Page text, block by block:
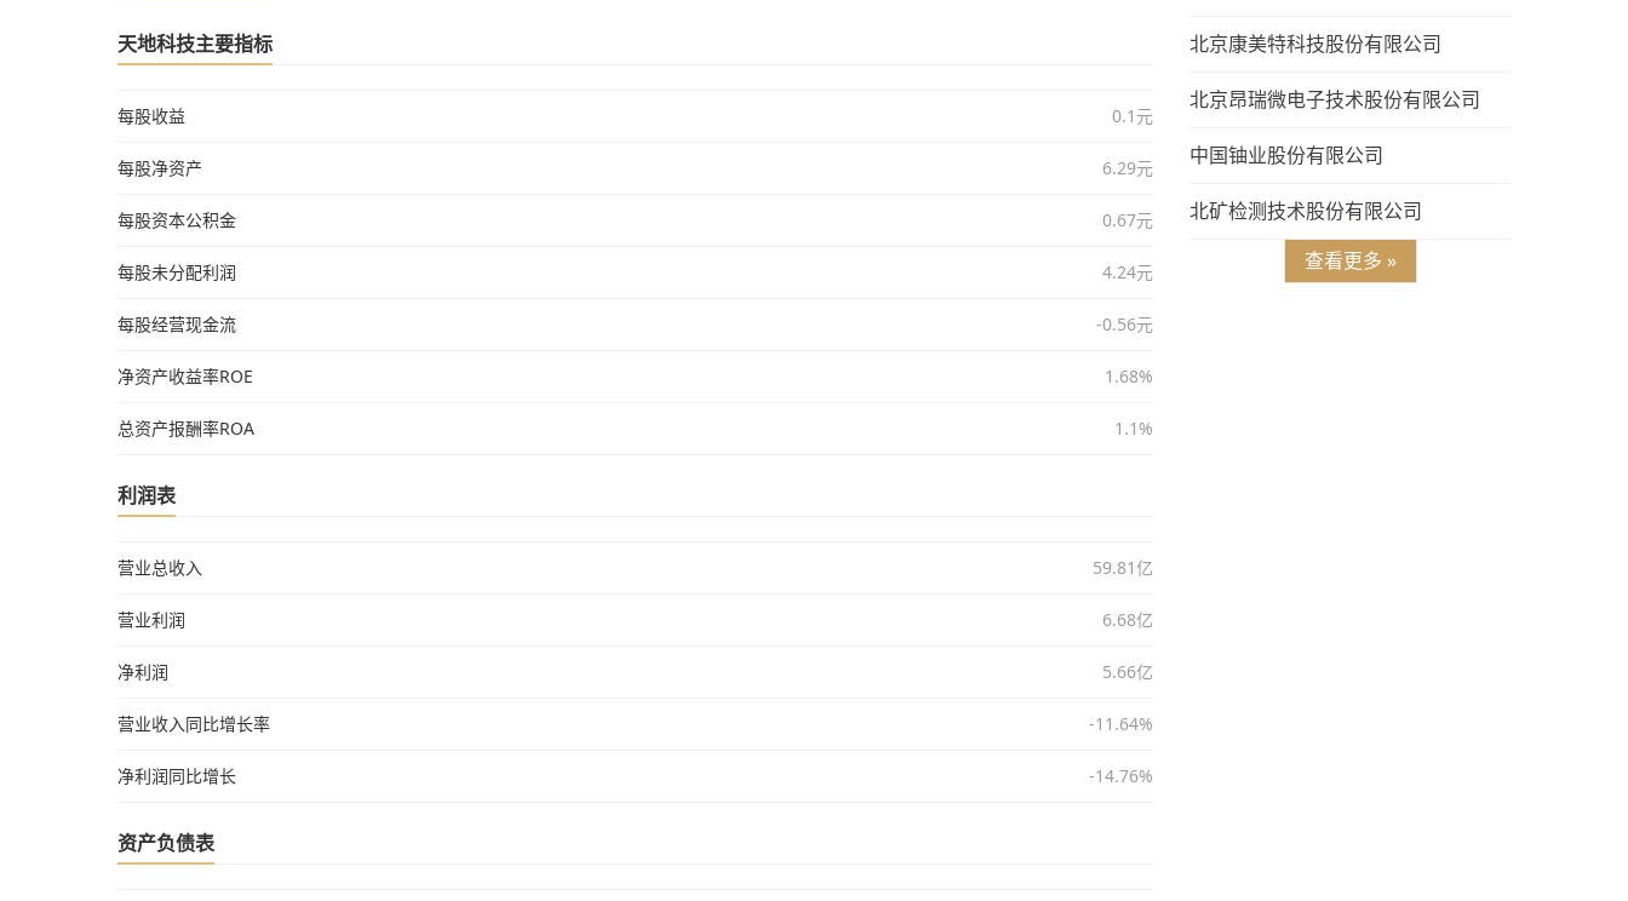
天地科技主要指标
每股收益 0.1元
每股净资产 6.29元
每股资本公积金 0.67元
每股未分配利润 4.24元
每股经营现金流 -0.56元
净资产收益率ROE 1.68%
总资产报酬率ROA 1.1%
利润表
营业总收入 59.81亿
营业利润 6.68亿
净利润 5.66亿
营业收入同比增长率 -11.64%
净利润同比增长 -14.76%
资产负债表
北京康美特科技股份有限公司
北京昂瑞微电子技术股份有限公司
中国铀业股份有限公司
北矿检测技术股份有限公司
查看更多 »